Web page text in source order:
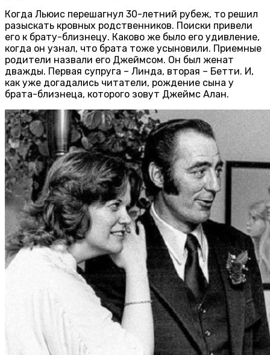
Когда Льюис перешагнул 30-летний рубеж, то решил
разыскать кровных родственников. Поиски привели
его к брату-близнецу. Каково же было его удивление,
когда он узнал, что брата тоже усыновили. Приемные
родители назвали его Джеймсом. Он был женат
дважды. Первая супруга – Линда, вторая – Бетти. И,
как уже догадались читатели, рождение сына у
брата-близнеца, которого зовут Джеймс Алан.